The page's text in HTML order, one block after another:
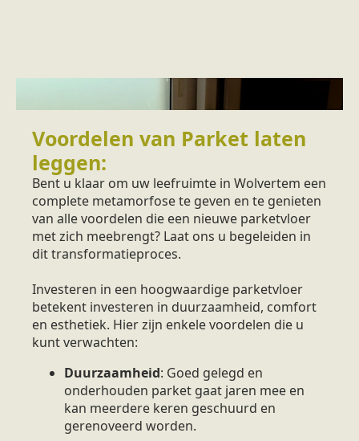
Voordelen van Parket laten
leggen:
Bent u klaar om uw leefruimte in Wolvertem een
complete metamorfose te geven en te genieten
van alle voordelen die een nieuwe parketvloer
met zich meebrengt? Laat ons u begeleiden in
dit transformatieproces.
Investeren in een hoogwaardige parketvloer
betekent investeren in duurzaamheid, comfort
en esthetiek. Hier zijn enkele voordelen die u
kunt verwachten:
Duurzaamheid: Goed gelegd en
onderhouden parket gaat jaren mee en
kan meerdere keren geschuurd en
gerenoveerd worden.